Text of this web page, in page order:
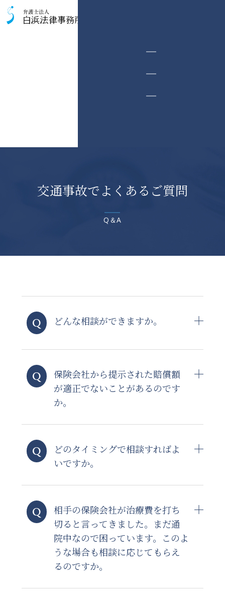
交通事故でよくあるご質問
Q＆A
どんな相談ができますか。
保険会社から提示された賠償額
が適正でないことがあるのです
か。
どのタイミングで相談すればよ
いですか。
相手の保険会社が治療費を打ち
切ると言ってきました。まだ通
院中なので困っています。このよ
うな場合も相談に応じてもらえ
るのですか。